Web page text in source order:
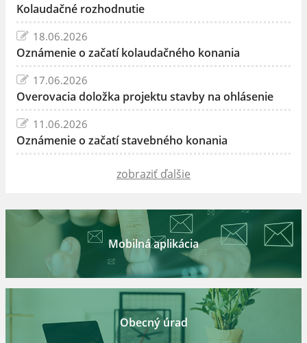
Kolaudačné rozhodnutie
18.06.2026
Oznámenie o začatí kolaudačného konania
17.06.2026
Overovacia doložka projektu stavby na ohlásenie
11.06.2026
Oznámenie o začatí stavebného konania
zobraziť ďalšie
Mobilná aplikácia
Obecný úrad